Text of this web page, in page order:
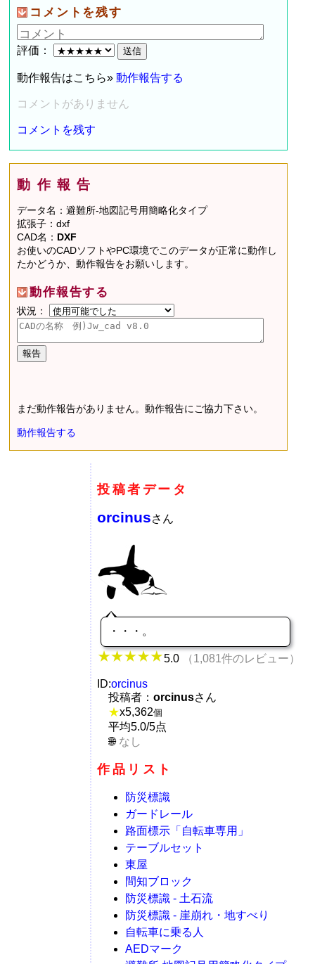
コメントを残す
評価：
動作報告はこちら»動作報告する
コメントがありません
コメントを残す
動作報告
データ名：避難所-地図記号用簡略化タイプ
拡張子：dxf
CAD名： DXF
お使いのCADソフトやPC環境でこのデータが正常に動作し
たかどうか、動作報告をお願いします。
動作報告する
状況：
まだ動作報告がありません。動作報告にご協力下さい。
動作報告する
投稿者データ
orcinusさん
・・・。
5.0 （1,081件のレビュー）
ID:orcinus
投稿者： orcinusさん
★x5,362個
平均5.0/5点
なし
作品リスト
防災標識
ガードレール
路面標示「自転車専用」
テーブルセット
東屋
間知ブロック
防災標識 - 土石流
防災標識 - 崖崩れ・地すべり
自転車に乗る人
AEDマーク